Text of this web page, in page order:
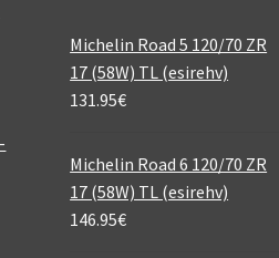
Michelin Road 5 120/70 ZR
17 (58W) TL (esirehv)
131.95€
Michelin Road 6 120/70 ZR
17 (58W) TL (esirehv)
146.95€